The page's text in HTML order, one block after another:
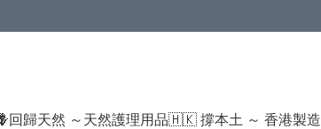
回歸天然 ～天然護理用品🇭🇰 撐本土 ～ 香港製造